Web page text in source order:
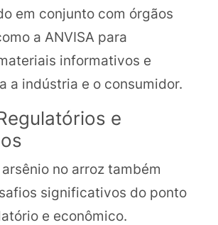
em conjunto com órgãos
a ANVISA para
informativos e
a indústria e o consumidor.
e
no arroz também
significativos do ponto
e econômico.